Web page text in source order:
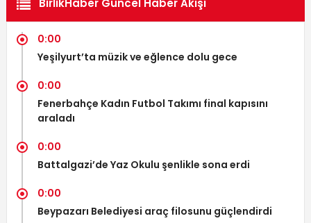
BirlikHaber Güncel Haber Akışı
0:00
Yeşilyurt’ta müzik ve eğlence dolu gece
0:00
Fenerbahçe Kadın Futbol Takımı final kapısını
araladı
0:00
Battalgazi’de Yaz Okulu şenlikle sona erdi
0:00
Beypazarı Belediyesi araç filosunu güçlendirdi